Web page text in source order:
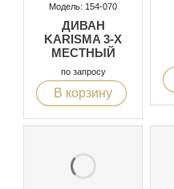
Модель: 154-070
ДИВАН
KARISMA 3-Х
МЕСТНЫЙ
по запросу
В корзину